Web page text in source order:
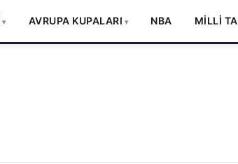
AVRUPA KUPALARI NBA MİLLİ